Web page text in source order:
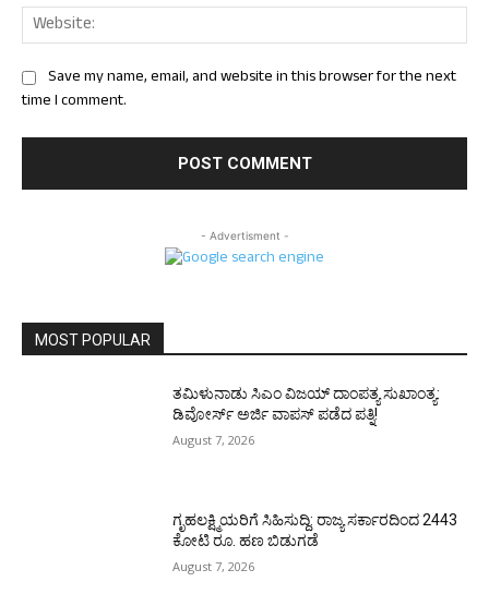
Save my name, email, and website in this browser for the next
time I comment.
- Advertisment -
MOST POPULAR
ತಮಿಳುನಾಡು ಸಿಎಂ ವಿಜಯ್‌ ದಾಂಪತ್ಯ ಸುಖಾಂತ್ಯ:
ಡಿವೋರ್ಸ್‌ ಅರ್ಜಿ ವಾಪಸ್‌ ಪಡೆದ ಪತ್ನಿ!
August 7, 2026
ಗೃಹಲಕ್ಷ್ಮಿಯರಿಗೆ ಸಿಹಿಸುದ್ದಿ: ರಾಜ್ಯ ಸರ್ಕಾರದಿಂದ 2443
ಕೋಟಿ ರೂ. ಹಣ ಬಿಡುಗಡೆ
August 7, 2026